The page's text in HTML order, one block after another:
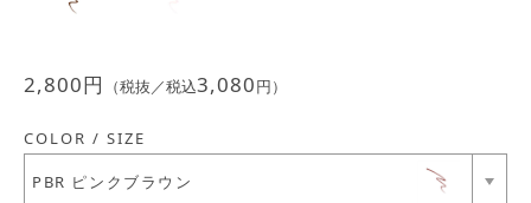
2,800円 （税抜／税込3,080円）
COLOR / SIZE
PBR ピンクブラウン